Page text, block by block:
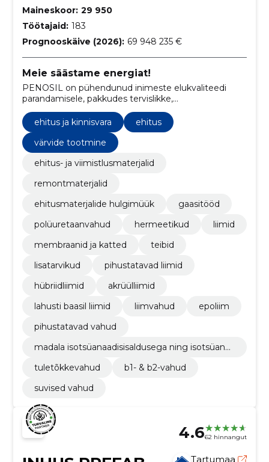
Maineskoor: 29 950
Töötajaid: 183
Prognooskäive (2026): 69 948 235 €
Meie säästame energiat!
PENOSIL on pühendunud inimeste elukvaliteedi
parandamisele, pakkudes tervislikke,
energiasäästlikke ja keskkonnasõbralikke
ehituslahendusi.
ehitus ja kinnisvara
ehitus
värvide tootmine
ehitus- ja viimistlusmaterjalid
remontmaterjalid
ehitusmaterjalide hulgimüük
gaasitööd
polüuretaanvahud
hermeetikud
liimid
membraanid ja katted
teibid
lisatarvikud
pihustatavad liimid
hübriidliimid
akrüülliimid
lahusti baasil liimid
liimvahud
epoliim
pihustatavad vahud
madala isotsüanaadisisaldusega ning isotsüanaa
tuletõkkevahud
b1- & b2-vahud
suvised vahud
4.662 hinnangut
Tartumaa